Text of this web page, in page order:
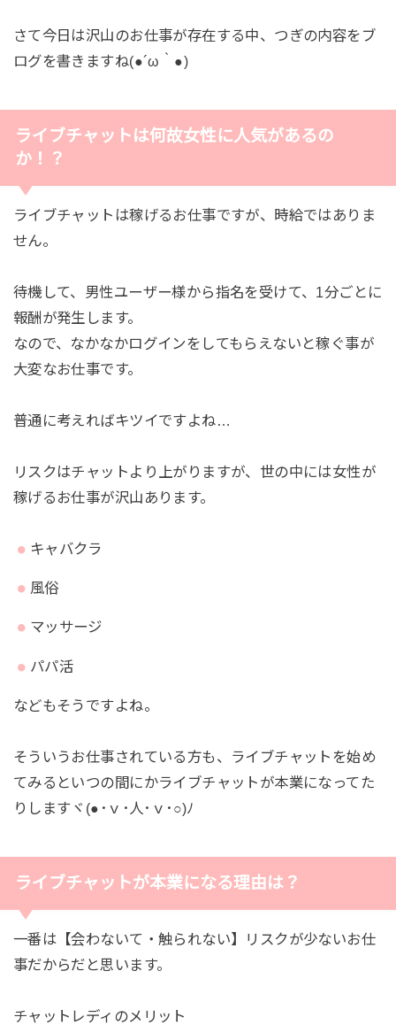
さて今日は沢山のお仕事が存在する中、つぎの内容をブ
ログを書きますね(●´ω｀●)
ライブチャットは何故女性に人気があるの
か！？
ライブチャットは稼げるお仕事ですが、時給ではありま
せん。
待機して、男性ユーザー様から指名を受けて、1分ごとに
報酬が発生します。
なので、なかなかログインをしてもらえないと稼ぐ事が
大変なお仕事です。
普通に考えればキツイですよね…
リスクはチャットより上がりますが、世の中には女性が
稼げるお仕事が沢山あります。
キャバクラ
風俗
マッサージ
パパ活
などもそうですよね。
そういうお仕事されている方も、ライブチャットを始め
てみるといつの間にかライブチャットが本業になってた
りしますヾ(●･ｖ･人･ｖ･○)ﾉ
ライブチャットが本業になる理由は？
一番は【会わないて・触られない】リスクが少ないお仕
事だからだと思います。
チャットレディのメリット